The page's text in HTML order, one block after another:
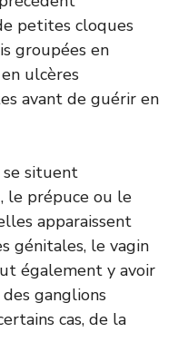
petites cloques
groupées en
ulcères
avant de guérir en
se situent
le prépuce ou le
apparaissent
génitales, le vagin
également y avoir
ganglions
cas, de la